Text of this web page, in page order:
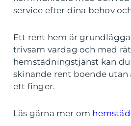
service efter dina behov
Ett rent hem är
trivsam vardag och med
hemstädningstjänst kan
skinande rent boende utan
ett finger.
Läs gärna mer om